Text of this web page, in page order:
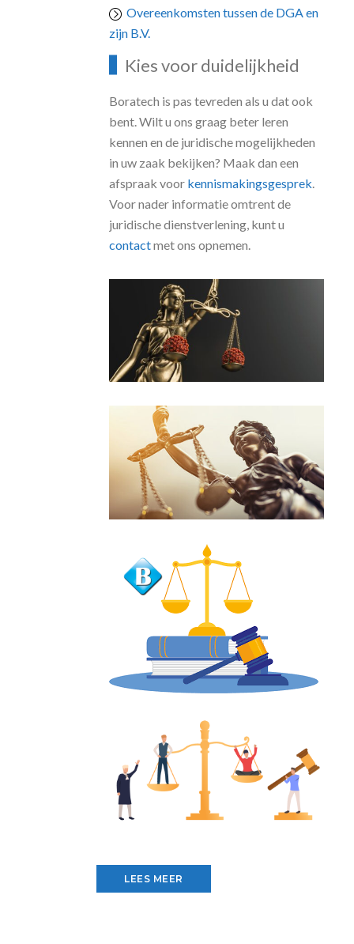
Overeenkomsten tussen de DGA en
zijn B.V.
Kies voor duidelijkheid
Boratech is pas tevreden als u dat ook
bent. Wilt u ons graag beter leren
kennen en de juridische mogelijkheden
in uw zaak bekijken? Maak dan een
afspraak voor kennismakingsgesprek.
Voor nader informatie omtrent de
juridische dienstverlening, kunt u
contactmet ons opnemen.
LEES MEER